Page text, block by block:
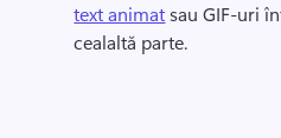
text animat sau GIF-uri
cealaltă parte.